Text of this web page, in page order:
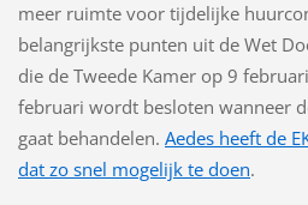
meer ruimte voor tijdelijke
belangrijkste punten uit de Wet
die de Tweede Kamer op 9
februari wordt besloten wanneer
gaat behandelen. Aedes heeft de
dat zo snel mogelijk te doen.